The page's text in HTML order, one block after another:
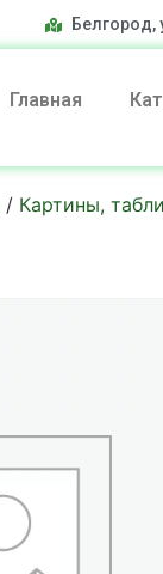
Белгород,
Главная
/ Картины,